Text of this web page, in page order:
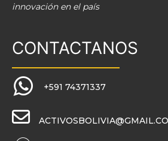
innovación en el país
CONTACTANOS
+591 74371337